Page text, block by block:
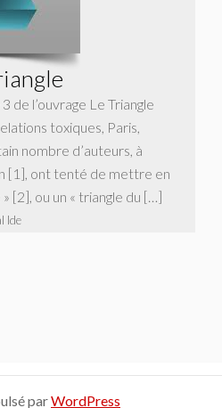
de l’ouvrage Le Triangle
toxiques, Paris,
nombre d’auteurs, à
[1], ont tenté de mettre en
[2], ou un « triangle du […]
Ide
parWordPress